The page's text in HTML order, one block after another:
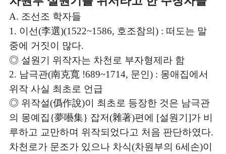
A. 조선조 학자들
1. 이선(李選)(1522~1586, 호조참의) : 떠도는 말
중에 거짓이 많다.
◎ 설원기 위작자는 차천로 부자형제라 함
2. 남극관(南克寬 !689~1714, 문인) : 몽애집에서
위작 사실 최초로 언급
◎ 위작설(僞作說)이 최초로 등장한 것은 남극관
의 몽예집{夢囈集} 잡저(雜著)편에 [설원기]가 비
루하고 교만하며 위작되었다고 처음 판단하였다.
차천로가 문조가 있으나 차식(차원부의 6세손)이